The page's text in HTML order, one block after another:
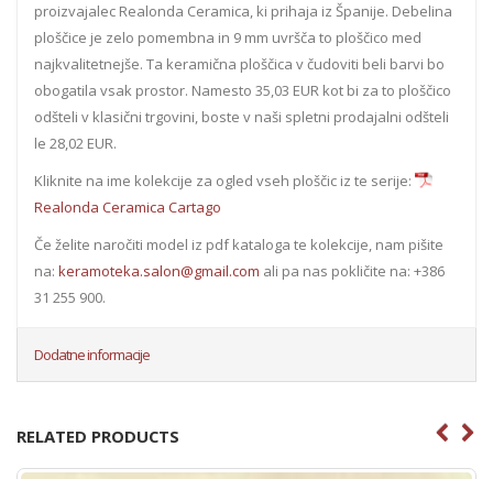
proizvajalec Realonda Ceramica, ki prihaja iz Španije. Debelina
ploščice je zelo pomembna in 9 mm uvršča to ploščico med
najkvalitetnejše. Ta keramična ploščica v čudoviti beli barvi bo
obogatila vsak prostor. Namesto 35,03 EUR kot bi za to ploščico
odšteli v klasični trgovini, boste v naši spletni prodajalni odšteli
le 28,02 EUR.
Kliknite na ime kolekcije za ogled vseh ploščic iz te serije:
Realonda Ceramica Cartago
Če želite naročiti model iz pdf kataloga te kolekcije, nam pišite
na: keramoteka.salon@gmail.com ali pa nas pokličite na: +386
31 255 900.
Dodatne informacije
RELATED PRODUCTS